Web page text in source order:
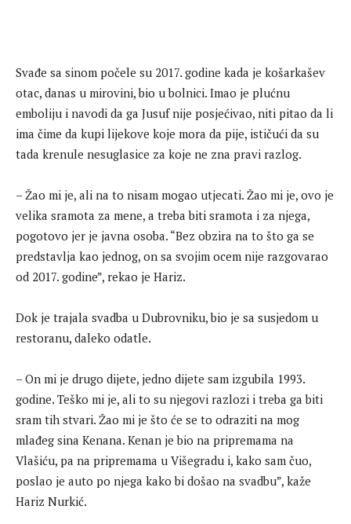
Svađe sa sinom počele su 2017. godine kada je košarkašev
otac, danas u mirovini, bio u bolnici. Imao je plućnu
emboliju i navodi da ga Jusuf nije posjećivao, niti pitao da li
ima čime da kupi lijekove koje mora da pije, ističući da su
tada krenule nesuglasice za koje ne zna pravi razlog.
– Žao mi je, ali na to nisam mogao utjecati. Žao mi je, ovo je
velika sramota za mene, a treba biti sramota i za njega,
pogotovo jer je javna osoba. “Bez obzira na to što ga se
predstavlja kao jednog, on sa svojim ocem nije razgovarao
od 2017. godine”, rekao je Hariz.
Dok je trajala svadba u Dubrovniku, bio je sa susjedom u
restoranu, daleko odatle.
– On mi je drugo dijete, jedno dijete sam izgubila 1993.
godine. Teško mi je, ali to su njegovi razlozi i treba ga biti
sram tih stvari. Žao mi je što će se to odraziti na mog
mlađeg sina Kenana. Kenan je bio na pripremama na
Vlašiću, pa na pripremama u Višegradu i, kako sam čuo,
poslao je auto po njega kako bi došao na svadbu”, kaže
Hariz Nurkić.